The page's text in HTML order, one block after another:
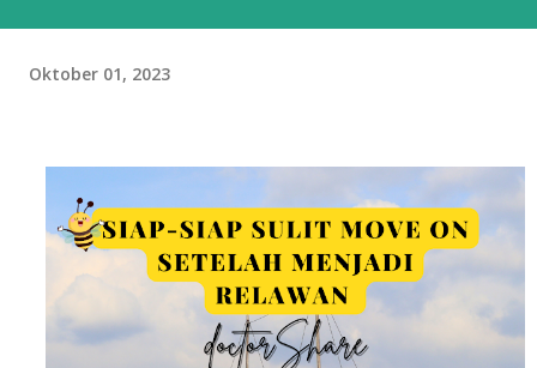
Oktober 01, 2023